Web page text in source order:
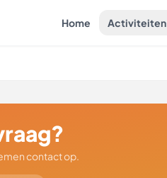
Home Activiteiten
contact op.